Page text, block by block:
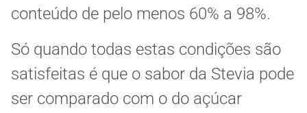
conteúdo de pelo menos 60% a 98%.
Só quando todas estas condições são
satisfeitas é que o sabor da Stevia pode
ser comparado com o do açúcar